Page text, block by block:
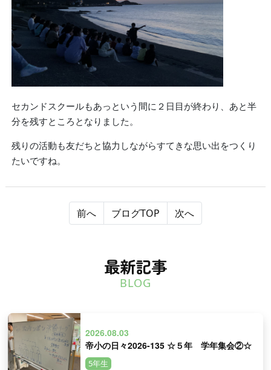
セカンドスクールもあっという間に２日目が終わり、あと半
分を残すところとなりました。
残りの活動も友だちと協力しながらすてきな思い出をつくり
たいですね。
前へ ブログTOP 次へ
最新記事
BLOG
2026.08.03
帝小の日々2026-135 ☆５年 学年集会②☆
5年生